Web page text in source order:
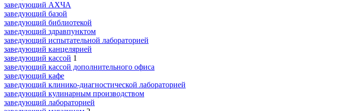
заведующий АХЧА
заведующий базой
заведующий библиотекой
заведующий здравпунктом
заведующий испытательной лабораторией
заведующий канцелярией
заведующий кассой 1
заведующий кассой дополнительного офиса
заведующий кафе
заведующий клинико-диагностической лабораторией
заведующий кулинарным производством
заведующий лабораторией